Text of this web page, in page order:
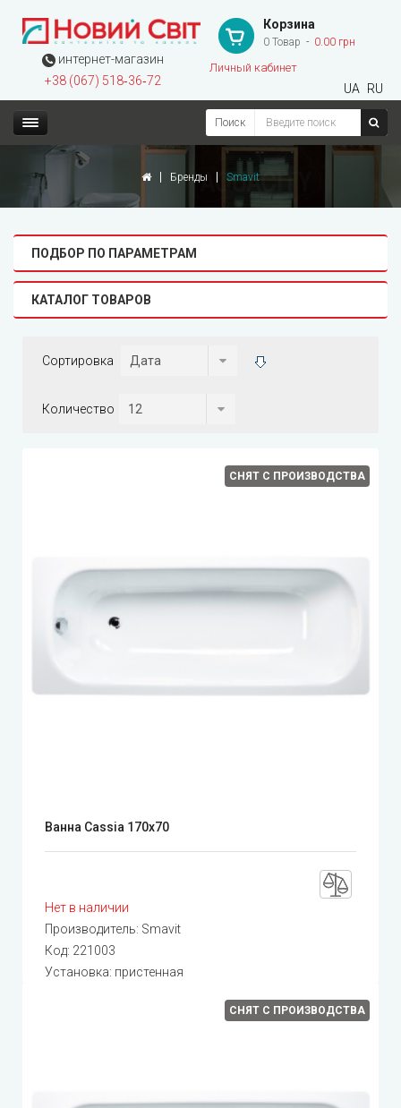
интернет-магазин
+38 (067) 518‑36‑72
Корзина
0 Товар 0.00 грн
Личный кабинет
UA RU
Поиск
Бренды Smavit
ПОДБОР ПО ПАРАМЕТРАМ
КАТАЛОГ ТОВАРОВ
Сортировка
Количество
СНЯТ С ПРОИЗВОДСТВА
Ванна Cassia 170x70
Нет в наличии
Производитель: Smavit
Код: 221003
Установка: пристенная
СНЯТ С ПРОИЗВОДСТВА